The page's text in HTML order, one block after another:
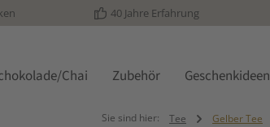
40 Jahre Erfahrung
Chai Zubehör Geschenkideen
Sie sind hier: Tee Gelber Tee